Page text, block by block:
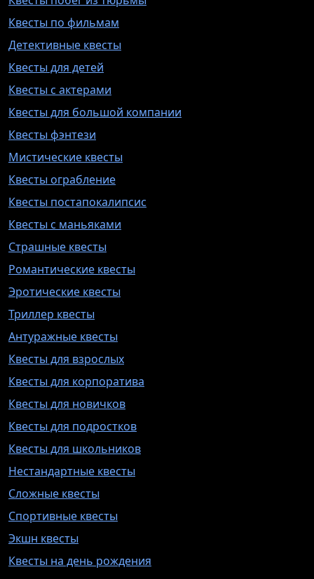
Квесты по фильмам
Детективные квесты
Квесты для детей
Квесты с актерами
Квесты для большой компании
Квесты фэнтези
Мистические квесты
Квесты ограбление
Квесты постапокалипсис
Квесты с маньяками
Страшные квесты
Романтические квесты
Эротические квесты
Триллер квесты
Антуражные квесты
Квесты для взрослых
Квесты для корпоратива
Квесты для новичков
Квесты для подростков
Квесты для школьников
Нестандартные квесты
Сложные квесты
Спортивные квесты
Экшн квесты
Квесты на день рождения